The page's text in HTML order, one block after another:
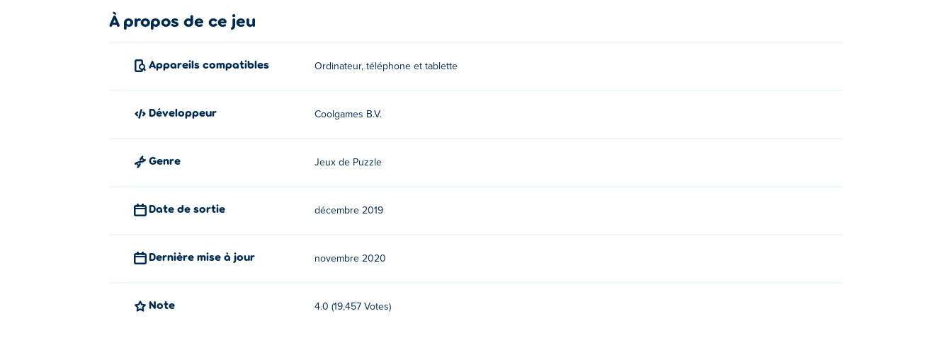
À propos de ce jeu
Appareils compatibles Ordinateur, téléphone et tablette
Développeur Coolgames B.V.
Genre Jeux de Puzzle
Date de sortie décembre 2019
Dernière mise à jour novembre 2020
Note 4.0 (19,457 Votes)